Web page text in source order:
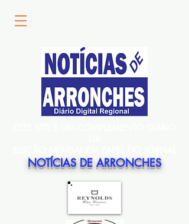
NOTÍCIAS DE ARRONCHES